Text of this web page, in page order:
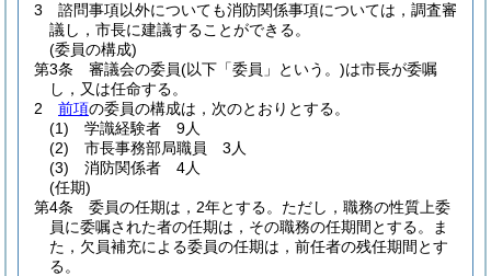
3
諮問事項以外についても消防関係事項については，調査審
議し，市長に建議することができる。
(委員の構成)
第3条
審議会の委員(以下「委員」という。)は市長が委嘱
し，又は任命する。
2
前項の委員の構成は，次のとおりとする。
(1)
学識経験者 9人
(2)
市長事務部局職員 3人
(3)
消防関係者 4人
(任期)
第4条
委員の任期は，2年とする。 ただし，職務の性質上委
員に委嘱された者の任期は，その職務の任期間とする。
ま
た，欠員補充による委員の任期は，前任者の残任期間とす
る。